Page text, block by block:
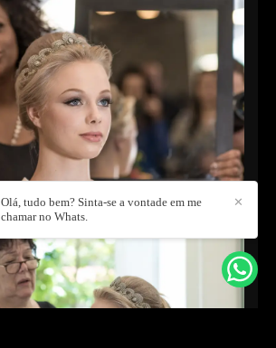
✕
Olá, tudo bem? Sinta-se a vontade em me
chamar no Whats.